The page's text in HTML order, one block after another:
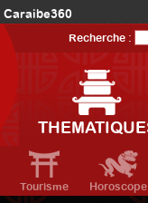
Caraibe360
AmériqueDuNord360
Recherche :
Tourisme Horoscope